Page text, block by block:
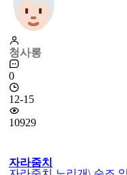
청사롱
0
12-15
10929